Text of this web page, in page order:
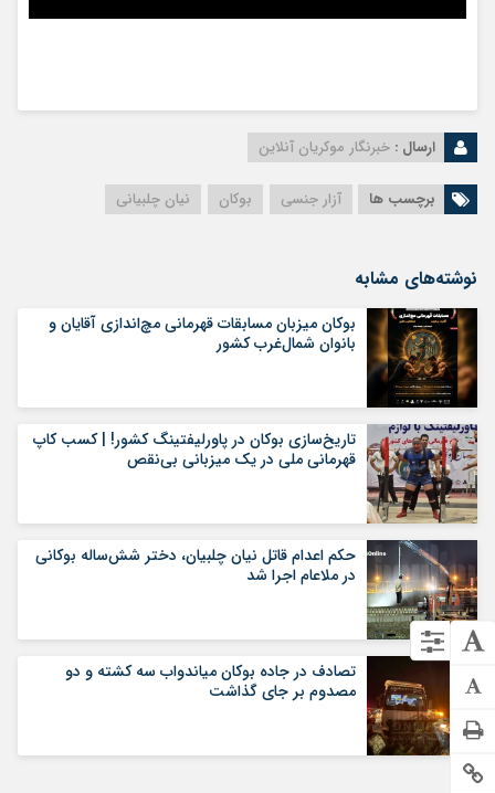
ارسال : خبرنگار موکریان آنلاین
برچسب ها آزار جنسی بوکان نیان چلبیانی
نوشته‌های مشابه
بوکان میزبان مسابقات قهرمانی مچ‌اندازی آقایان و
بانوان شمال‌غرب کشور
تاریخ‌سازی بوکان در پاورلیفتینگ کشور! | کسب کاپ
قهرمانی ملی در یک میزبانی بی‌نقص
حکم اعدام قاتل نیان چلبیان، دختر شش‌ساله بوکانی
در ملاعام اجرا شد
تصادف در جاده بوکان میاندواب سه کشته و دو
مصدوم بر جای گذاشت